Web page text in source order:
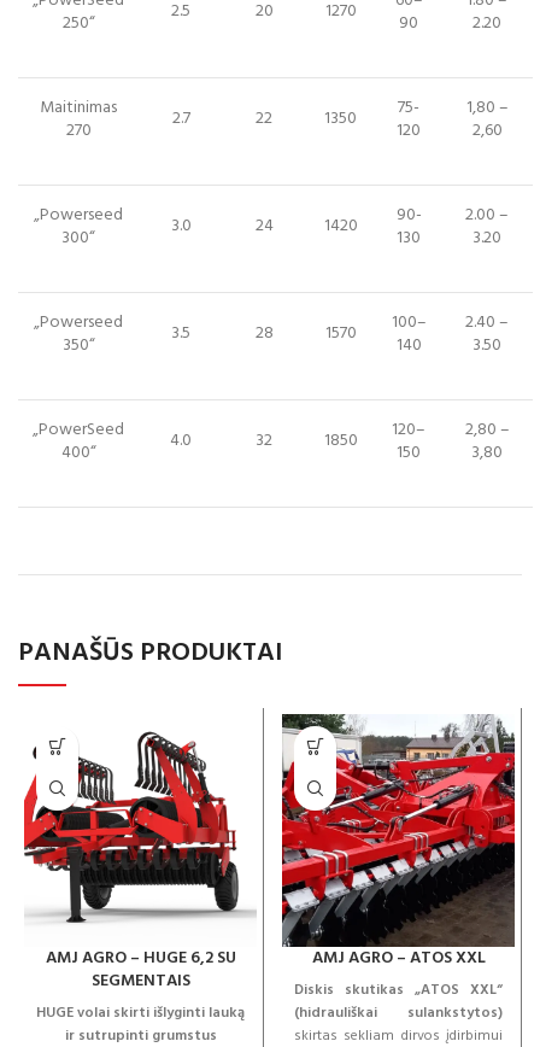
250“
2.5 20 1270
90
2.20
Maitinimas
270
2.7 22 1350
75-
120
1,80 –
2,60
„Powerseed
300“
3.0 24 1420
90-
130
2.00 –
3.20
„Powerseed
350“
3.5 28 1570
100–
140
2.40 –
3.50
„PowerSeed
400“
4.0 32 1850
120–
150
2,80 –
3,80
PANAŠŪS PRODUKTAI
AMJ AGRO – HUGE 6,2 SU
SEGMENTAIS
HUGE volai skirti išlyginti lauką
ir sutrupinti grumstus
AMJ AGRO – ATOS XXL
Diskis skutikas „ATOS XXL“
(hidrauliškai sulankstytos)
skirtas sekliam dirvos įdirbimui